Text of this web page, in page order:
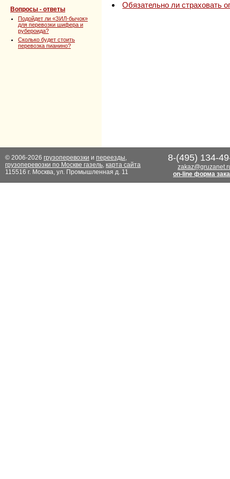
Вопросы - ответы
Подойдет ли «ЗИЛ-бычок»
для перевозки шифера и
рубероида?
Сколько будет стоить
перевозка пианино?
Обязательно ли страховать
© 2006-2026 грузоперевозки и переезды,
грузоперевозки по Москве газель, карта сайта
115516 г. Москва, ул. Промышленная д. 11
8-(495) 134-
on-line форма